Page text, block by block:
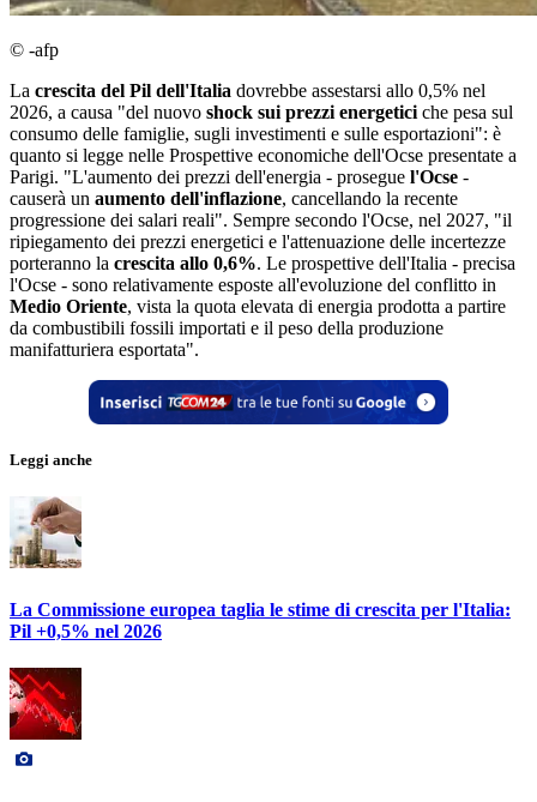
© -afp
La crescita del Pil dell'Italia dovrebbe assestarsi allo 0,5% nel
2026, a causa "del nuovo shock sui prezzi energetici che pesa sul
consumo delle famiglie, sugli investimenti e sulle esportazioni": è
quanto si legge nelle Prospettive economiche dell'Ocse presentate a
Parigi. "L'aumento dei prezzi dell'energia - prosegue l'Ocse -
causerà un aumento dell'inflazione, cancellando la recente
progressione dei salari reali". Sempre secondo l'Ocse, nel 2027, "il
ripiegamento dei prezzi energetici e l'attenuazione delle incertezze
porteranno la crescita allo 0,6%. Le prospettive dell'Italia - precisa
l'Ocse - sono relativamente esposte all'evoluzione del conflitto in
Medio Oriente, vista la quota elevata di energia prodotta a partire
da combustibili fossili importati e il peso della produzione
manifatturiera esportata".
Leggi anche
La Commissione europea taglia le stime di crescita per l'Italia:
Pil +0,5% nel 2026